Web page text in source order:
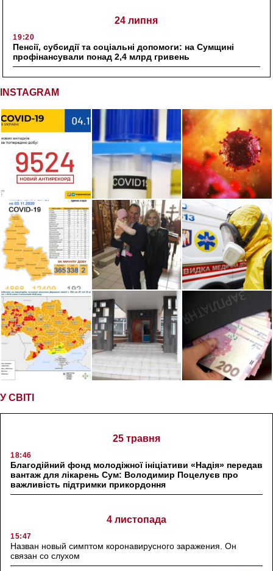
24 липня
19:20
Пенсії, субсидії та соціальні допомоги: на Сумщині
профінансували понад 2,4 млрд гривень
INSTAGRAM
У СВІТІ
25 травня
18:46
Благодійний фонд молодіжної ініціативи «Надія» передав
вантаж для лікарень Сум: Володимир Поцелуєв про
важливість підтримки прикордоння
4 листопада
15:47
Назван новый симптом коронавирусного заражения. Он
связан со слухом